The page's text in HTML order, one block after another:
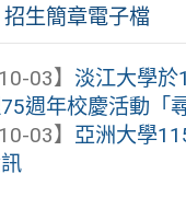
招生簡章電子檔
03】 淡江大學於
75週年校慶活動「
03】 亞洲大學